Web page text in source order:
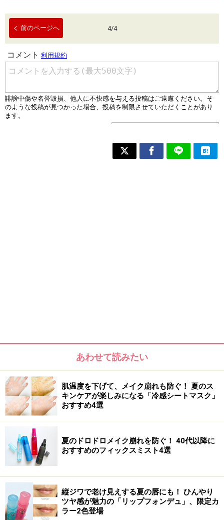
前のページへ 4/4
あわせて読みたい
肌温度を下げて、メイク崩れも防ぐ！ 夏のス
キンケアが楽しみになる「冷感シートマスク」
おすすめ4選
夏のドロドロメイク崩れを防ぐ！ 40代以降に
おすすめのフィックスミスト4選
縦ジワで老け見えする夏の唇にも！ ひんやり
ツヤ感が魅力の「リップフォンデュ」、限定カ
ラー2色登場